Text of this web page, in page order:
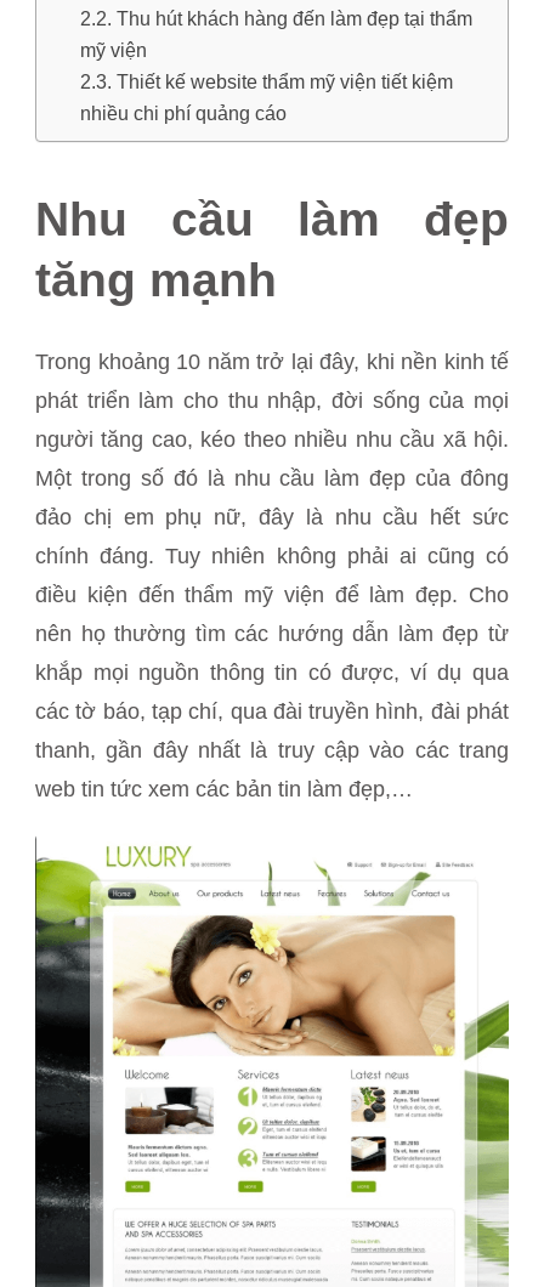
Thu hút khách hàng đến làm đẹp tại thẩm
mỹ viện
Thiết kế website thẩm mỹ viện tiết kiệm
nhiều chi phí quảng cáo
Nhu cầu làm đẹp
tăng mạnh
Trong khoảng 10 năm trở lại đây, khi nền kinh tế
phát triển làm cho thu nhập, đời sống của mọi
người tăng cao, kéo theo nhiều nhu cầu xã hội.
Một trong số đó là nhu cầu làm đẹp của đông
đảo chị em phụ nữ, đây là nhu cầu hết sức
chính đáng. Tuy nhiên không phải ai cũng có
điều kiện đến thẩm mỹ viện để làm đẹp. Cho
nên họ thường tìm các hướng dẫn làm đẹp từ
khắp mọi nguồn thông tin có được, ví dụ qua
các tờ báo, tạp chí, qua đài truyền hình, đài phát
thanh, gần đây nhất là truy cập vào các trang
web tin tức xem các bản tin làm đẹp,…